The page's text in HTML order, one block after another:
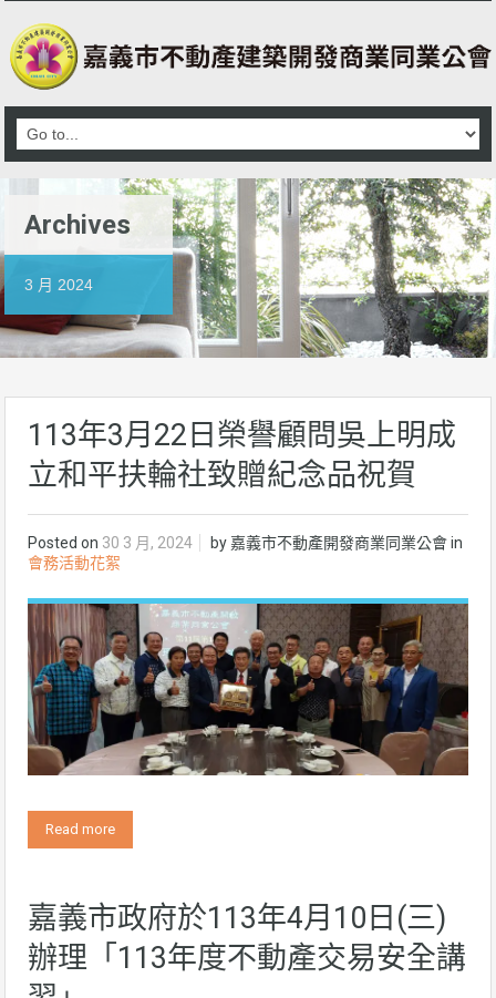
Archives
3 月 2024
113年3月22日榮譽顧問吳上明成
立和平扶輪社致贈紀念品祝賀
Posted on 30 3 月, 2024 by 嘉義市不動產開發商業同業公會in
會務活動花絮
Read more
嘉義市政府於113年4月10日(三)
辦理「113年度不動產交易安全講